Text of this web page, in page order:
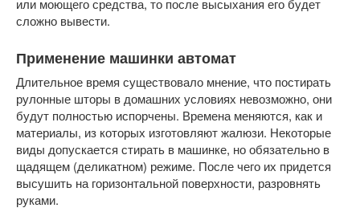
или моющего средства, то после высыхания его будет
сложно вывести.
Применение машинки автомат
Длительное время существовало мнение, что постирать
рулонные шторы в домашних условиях невозможно, они
будут полностью испорчены. Времена меняются, как и
материалы, из которых изготовляют жалюзи. Некоторые
виды допускается стирать в машинке, но обязательно в
щадящем (деликатном) режиме. После чего их придется
высушить на горизонтальной поверхности, разровнять
руками.